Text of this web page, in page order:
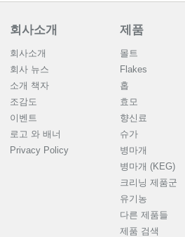
회사소개
회사소개
회사 뉴스
소개 책자
조감도
이벤트
로고 와 배너
Privacy Policy
제품
몰트
Flakes
홉
효모
향신료
슈가
병마개
병마개 (KEG)
크리닝 제품군
유기농
다른 제품들
제품 검색